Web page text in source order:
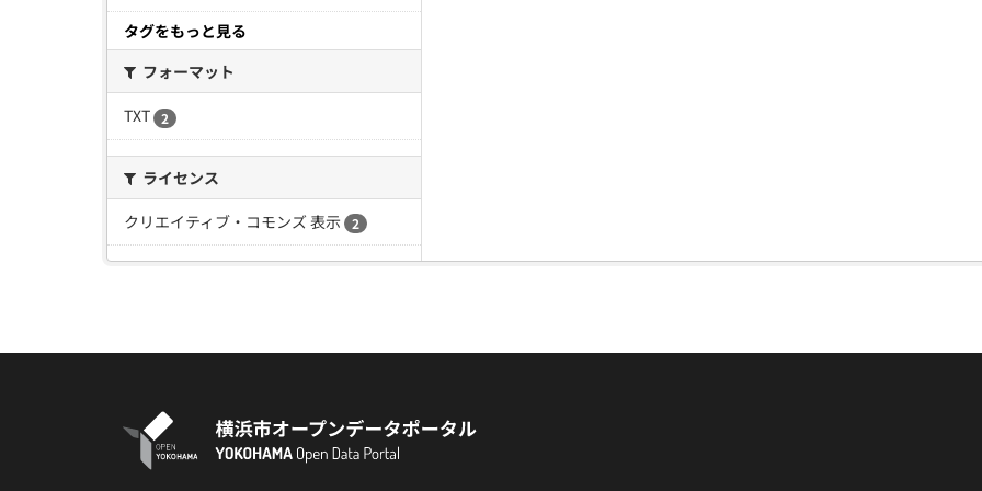
タグをもっと見る
フォーマット
TXT 2
ライセンス
クリエイティブ・コモンズ 表示 2